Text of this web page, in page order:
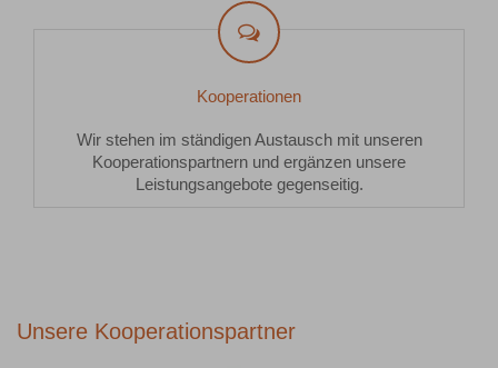
Kooperationen
Wir stehen im ständigen Austausch mit unseren
Kooperationspartnern und ergänzen unsere
Leistungsangebote gegenseitig.
Unsere Kooperationspartner